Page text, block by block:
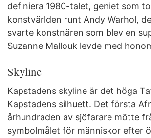
definiera 1980-talet, geniet som
konstvärlden runt Andy Warhol,
svarte konstnären som blev en
Suzanne Mallouk levde med
Skyline
Kapstadens skyline är det höga
Kapstadens silhuett. Det första
århundraden av sjöfarare mötte
symbolmålet för människor efter